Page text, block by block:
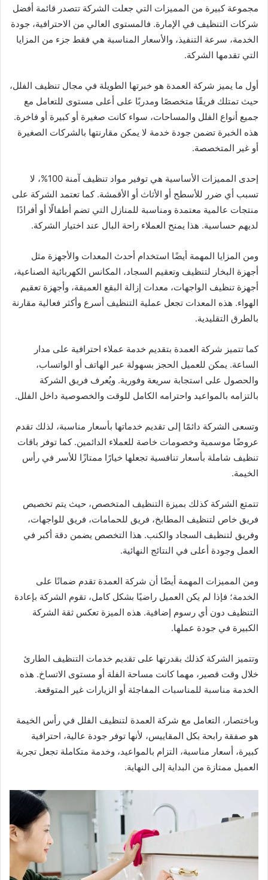
مجموعة كبيرة من المميزات التي جعلت الشركة تتصدر قائمة أفضل
شركات التنظيف في الإمارة. فالمستوى العالي من الاحترافية، جودة
الخدمة، سرعة التنفيذ، والأسعار المناسبة هي فقط جزء من المزايا
التي تقدمها الشركة.
أول ما يميز شركة العمدة هو خبرتها الطويلة في مجال تنظيف الفلل،
حيث تمتلك فريقًا متخصصًا ومدربًا على أعلى مستوى للتعامل مع
جميع أنواع الفلل والمساحات، سواء كانت صغيرة أو كبيرة أو فاخرة.
هذه الخبرة تضمن جودة خدمة لا يمكن مقارنتها بالشركات الصغيرة
أو غير المتخصصة.
إحدى المميزات الأساسية هي توفير مواد تنظيف آمنة 100%، لا
تسبب أي ضرر للأسطح أو الأثاث أو الأقمشة. كما تعتمد الشركة على
منتجات عالمية معتمدة ومناسبة للمنازل التي تضم أطفالًا أو أفرادًا
لديهم حساسية. هذا يمنح العملاء راحة البال عند اختيار الشركة.
ومن المزايا المهمة أيضًا استخدام أحدث المعدات والأجهزة مثل
أجهزة البخار لتنظيف وتعقيم السجاد، المكانس الكهربائية الصناعية،
أجهزة تنظيف الواجهات، معدات إزالة البقع العميقة، وأجهزة تعقيم
الهواء. هذه المعدات تجعل عملية التنظيف أسرع وأكثر فعالية مقارنة
بالطرق التقليدية.
كما تتميز شركة العمدة بتقديم خدمة عملاء احترافية على مدار
الساعة. يمكن للعميل الحجز بسهولة عبر الهاتف أو الواتساب،
والحصول على استجابة سريعة وفورية. ويُعرف فريق الشركة
بالتزامه بالمواعيد واحترامه الكامل للوقت والخصوصية داخل الفلل.
وتسعى الشركة دائمًا إلى تقديم خدماتها بأسعار مناسبة، لذلك تقدم
عروضًا موسمية وخصومات خاصة للعملاء الدائمين. كما توفر باقات
تنظيف شاملة بأسعار تنافسية تجعلها خيارًا ممتازًا للأسر في رأس
الخيمة.
تتمتع الشركة كذلك بميزة التنظيف المتخصص، حيث يتم تخصيص
فريق خاص لتنظيف المطابخ، فريق للحمامات، فريق للواجهات،
وفريق لتنظيف السجاد والكنب. هذا التخصص يضمن دقة أكبر في
العمل وجودة أعلى في النتائج النهائية.
ومن المميزات المهمة أيضًا أن شركة العمدة تقدم ضمانًا على
الخدمة؛ فإذا لم يكن العميل راضيًا بشكل كامل، تقوم الشركة بإعادة
التنظيف دون أي رسوم إضافية. هذه الميزة تعكس ثقة الشركة
الكبيرة في جودة عملها.
وتتميز الشركة كذلك بقدرتها على تقديم خدمات التنظيف الطارئ
خلال وقت قصير، مهما كانت مساحة الفلة أو مستوى الاتساخ. هذه
الخدمة مناسبة للمناسبات المفاجئة أو الزيارات غير المتوقعة.
وباختصار، التعامل مع شركة العمدة لتنظيف الفلل في رأس الخيمة
هو صفقة رابحة بكل المقاييس، لأنها توفر جودة عالية، احترافية
كبيرة، أسعار مناسبة، التزام بالمواعيد، وخدمة متكاملة تجعل تجربة
العميل ممتازة من البداية إلى النهاية.